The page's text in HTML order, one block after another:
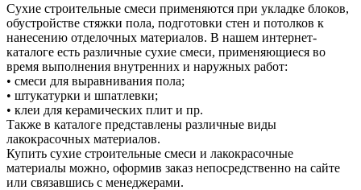
Сухие строительные смеси применяются при укладке блоков,
обустройстве стяжки пола, подготовки стен и потолков к
нанесению отделочных материалов. В нашем интернет-
каталоге есть различные сухие смеси, применяющиеся во
время выполнения внутренних и наружных работ:
• смеси для выравнивания пола;
• штукатурки и шпатлевки;
• клеи для керамических плит и пр.
Также в каталоге представлены различные виды
лакокрасочных материалов.
Купить сухие строительные смеси и лакокрасочные
материалы можно, оформив заказ непосредственно на сайте
или связавшись с менеджерами.